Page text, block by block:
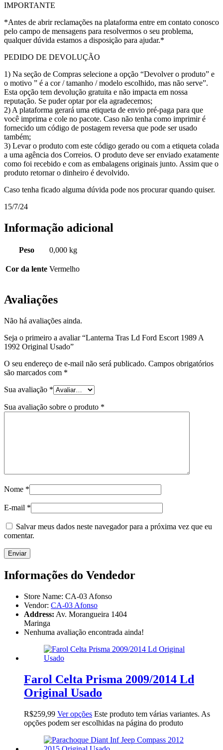
IMPORTANTE
*Antes de abrir reclamações na plataforma entre em contato conosco
pelo campo de mensagens para resolvermos o seu problema,
qualquer dúvida estamos a disposição para ajudar.*
PEDIDO DE DEVOLUÇÃO
1) Na seção de Compras selecione a opção “Devolver o produto” e
o motivo ” é a cor / tamanho / modelo escolhido, mas não serve”.
Esta opção tem devolução gratuita e não impacta em nossa
reputação. Se puder optar por ela agradecemos;
2) A plataforma gerará uma etiqueta de envio pré-paga para que
você imprima e cole no pacote. Caso não tenha como imprimir é
fornecido um código de postagem reversa que pode ser usado
também;
3) Levar o produto com este código gerado ou com a etiqueta colada
a uma agência dos Correios. O produto deve ser enviado exatamente
como foi recebido e com as embalagens originais junto. Assim que o
produto retornar o dinheiro é devolvido.
Caso tenha ficado alguma dúvida pode nos procurar quando quiser.
15/7/24
Informação adicional
Peso 0,000 kg
Cor da lente Vermelho
Avaliações
Não há avaliações ainda.
Seja o primeiro a avaliar “Lanterna Tras Ld Ford Escort 1989 A
1992 Original Usado”
O seu endereço de e-mail não será publicado. Campos obrigatórios
são marcados com *
Sua avaliação *
Sua avaliação sobre o produto *
Nome *
E-mail *
Salvar meus dados neste navegador para a próxima vez que eu
comentar.
Informações do Vendedor
Store Name: CA-03 Afonso
Vendor: CA-03 Afonso
Address: Av. Morangueira 1404
Maringa
Nenhuma avaliação encontrada ainda!
Farol Celta Prisma 2009/2014 Ld
Original Usado
R$259,99 Ver opções Este produto tem várias variantes. As
opções podem ser escolhidas na página do produto